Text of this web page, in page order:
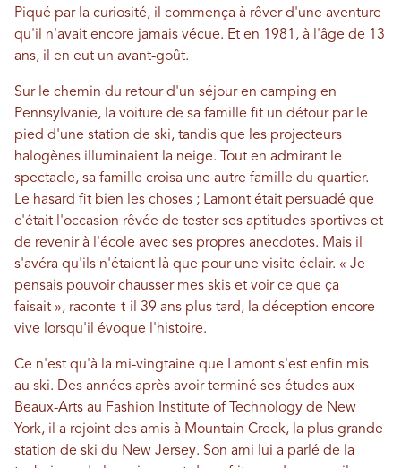
Piqué par la curiosité, il commença à rêver d'une aventure
qu'il n'avait encore jamais vécue. Et en 1981, à l'âge de 13
ans, il en eut un avant-goût.
Sur le chemin du retour d'un séjour en camping en
Pennsylvanie, la voiture de sa famille fit un détour par le
pied d'une station de ski, tandis que les projecteurs
halogènes illuminaient la neige. Tout en admirant le
spectacle, sa famille croisa une autre famille du quartier.
Le hasard fit bien les choses ; Lamont était persuadé que
c'était l'occasion rêvée de tester ses aptitudes sportives et
de revenir à l'école avec ses propres anecdotes. Mais il
s'avéra qu'ils n'étaient là que pour une visite éclair. « Je
pensais pouvoir chausser mes skis et voir ce que ça
faisait », raconte-t-il 39 ans plus tard, la déception encore
vive lorsqu'il évoque l'histoire.
Ce n'est qu'à la mi-vingtaine que Lamont s'est enfin mis
au ski. Des années après avoir terminé ses études aux
Beaux-Arts au Fashion Institute of Technology de New
York, il a rejoint des amis à Mountain Creek, la plus grande
station de ski du New Jersey. Son ami lui a parlé de la